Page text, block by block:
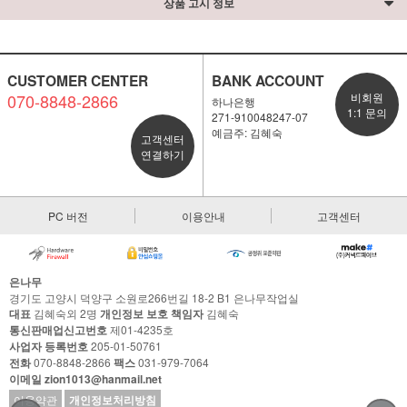
CUSTOMER CENTER
070-8848-2866
고객센터
연결하기
BANK ACCOUNT
하나은행
271-910048247-07
예금주: 김혜숙
비회원
1:1 문의
PC 버전 이용안내 고객센터
은나무
경기도 고양시 덕양구 소원로266번길 18-2 B1 은나무작업실
대표 김혜숙외 2명 개인정보 보호 책임자김혜숙
통신판매업신고번호제01-4235호
사업자 등록번호205-01-50761
전화070-8848-2866 팩스031-979-7064
이메일 zion1013@hanmail.net
이용약관 개인정보처리방침